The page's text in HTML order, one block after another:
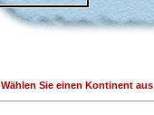
Wählen Sie einen Kontinent aus